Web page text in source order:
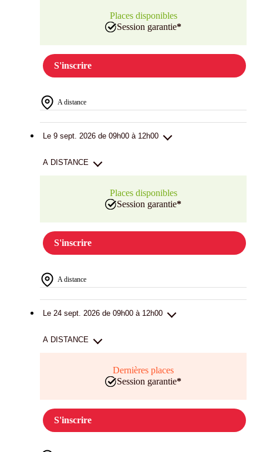
Places disponibles
Session garantie*
S'inscrire
A distance
Le 9 sept. 2026 de 09h00 à 12h00
A DISTANCE
Places disponibles
Session garantie*
S'inscrire
A distance
Le 24 sept. 2026 de 09h00 à 12h00
A DISTANCE
Dernières places
Session garantie*
S'inscrire